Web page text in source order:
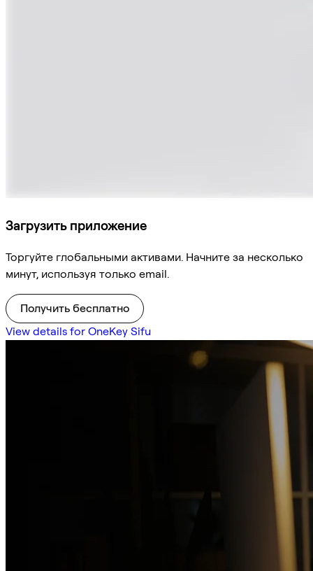
Загрузить приложение
Торгуйте глобальными активами. Начните за несколько
минут, используя только email.
Получить бесплатно
View details for OneKey Sifu